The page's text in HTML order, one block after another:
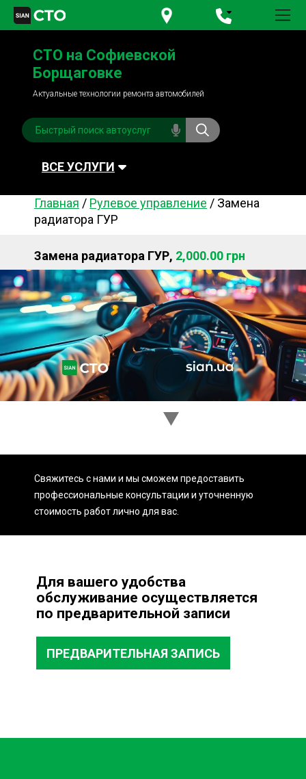
+380 95781-84-84
+380 98791-84-84
СТО на Софиевской
Борщаговке
Актуальные технологии ремонта автомобилей
ВСЕ УСЛУГИ
Автомойка Плановое ТО
Акамуляторы
Обслуживание
кондиционера
Система охлаждения
Диагностика
Ходовая часть Сцепление
ГРМ Шиномонтаж
Запчасти Двигатель
Тормозная система Замена Ремней
Главная / Рулевое управление / Замена
радиатора ГУР
Замена радиатора ГУР, 2,000.00 грн
Свяжитесь с нами и мы сможем предоставить
профессиональные консультации и уточненную
стоимость работ лично для вас.
Для вашего удобства
обслуживание осуществляется
по предварительной записи
ПРЕДВАРИТЕЛЬНАЯ ЗАПИСЬ